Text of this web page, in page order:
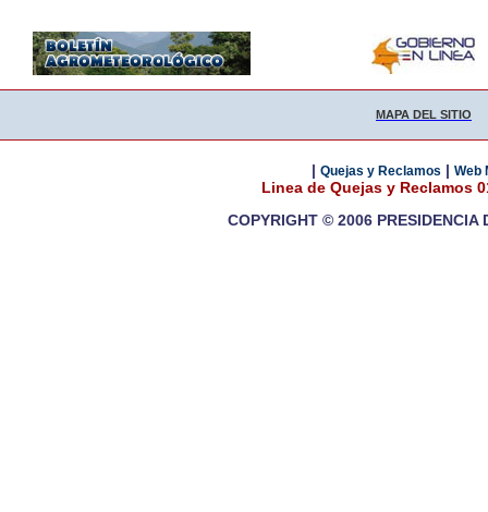
MAPA DEL SITIO
| Quejas y Reclamos | Web
Linea de Quejas y Reclamos
COPYRIGHT © 2006 PRESIDENCIA